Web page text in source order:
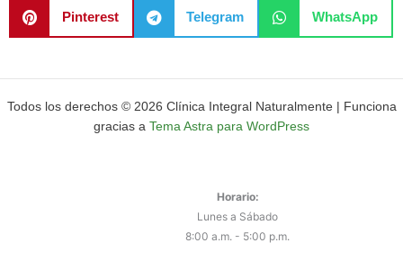
Pinterest Telegram WhatsApp
Todos los derechos © 2026 Clínica Integral Naturalmente | Funciona
gracias a Tema Astra para WordPress
Horario:
Lunes a Sábado
8:00 a.m. - 5:00 p.m.